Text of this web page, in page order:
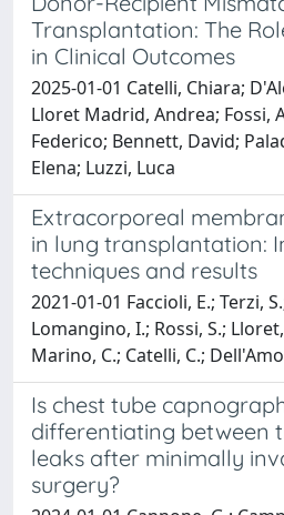
Transplantation: The
in Clinical Outcomes
2025-01-01 Catelli, Chiara;
Lloret Madrid, Andrea; Fossi,
Federico; Bennett, David;
Elena; Luzzi, Luca
Extracorporeal
in lung transplantation:
techniques and results
2021-01-01 Faccioli, E.; Terzi,
Lomangino, I.; Rossi, S.;
Marino, C.; Catelli, C.;
Is chest tube
differentiating between
leaks after minimally
surgery?